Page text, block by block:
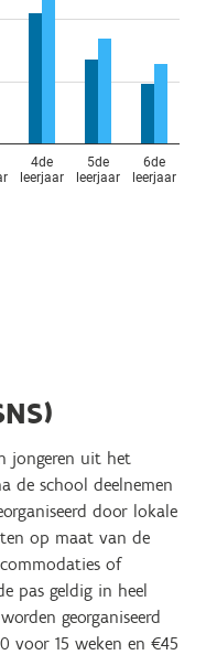
jongeren uit het
de school deelnemen
door lokale
op maat van de
of
pas geldig in heel
georganiseerd
voor 15 weken en €45